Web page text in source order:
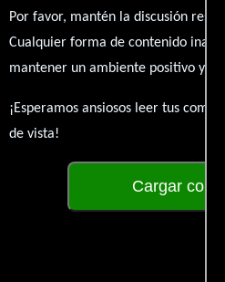
Por favor, mantén la discusión
Cualquier forma de contenido
mantener un ambiente positivo y
¡Esperamos ansiosos leer tus
de vista!
Cargar